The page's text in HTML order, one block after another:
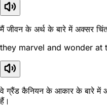
मैं जीवन के अर्थ के बारे में अक्सर
they marvel and wonder at
वे ग्रैंड कैनियन के आकार के बारे में
हैं।